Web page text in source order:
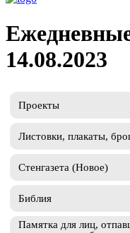
14.08.2023
Проекты
Листовки, плакаты,
Стенгазета (Новое)
Библия
Памятка для лиц,